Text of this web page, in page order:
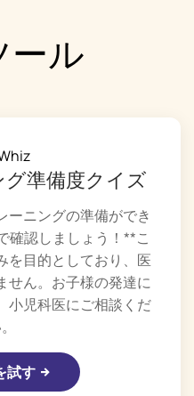
ール
グ準備度クイズ
ーニングの準備ができ
確認しましょう！**こ
を目的としており、医
せん。お子様の発達に
小児科医にご相談くだ
試す